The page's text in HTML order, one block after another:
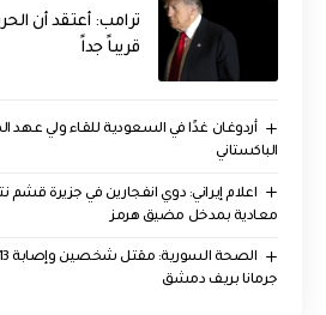
‏ترامب: أعتقد أن
قريباً جداً
أردوغان غدًا في السعودية للقاء ولي عهد
الباكستاني
اعلام إيراني: دوي انفجارين في جزيرة قشم
معادية بمدخل مضيق هرمز
جرمانا بريف دمشق